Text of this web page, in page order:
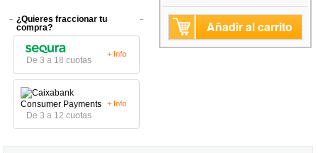
¿Quieres fraccionar tu
compra?
De 3 a 18 cuotas
+ Info
De 3 a 12 cuotas
+ Info
Añadir al carrito